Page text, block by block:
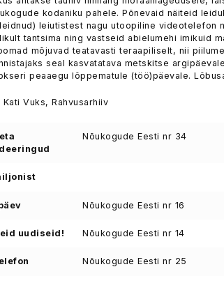
kodaniku pahele. Põnevaid näiteid
leiutistest nagu utoopiline videotelefon
tantsima ning vastseid abielumehi imikuid
mõjuvad teatavasti teraapiliselt, nii
seal kasvatatava metskitse
peaaegu lõppematule (töö)päevale.
Kati Vuks, Rahvusarhiiv
Nõukogude Eesti nr 34
Nõukogude Eesti nr 16
uudiseid! Nõukogude Eesti nr 14
Nõukogude Eesti nr 25